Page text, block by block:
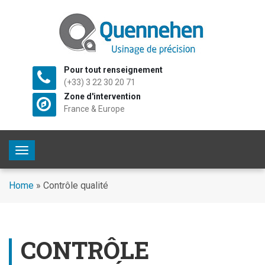
Pour tout renseignement
(+33) 3 22 30 20 71
Zone d'intervention
France & Europe
T
g
a
v
Home » Contrôle qualité
CONTRÔLE